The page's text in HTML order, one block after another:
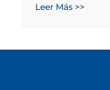
Leer Más >>